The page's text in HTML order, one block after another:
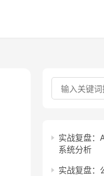
实战复盘：
系统分析
实战复盘：